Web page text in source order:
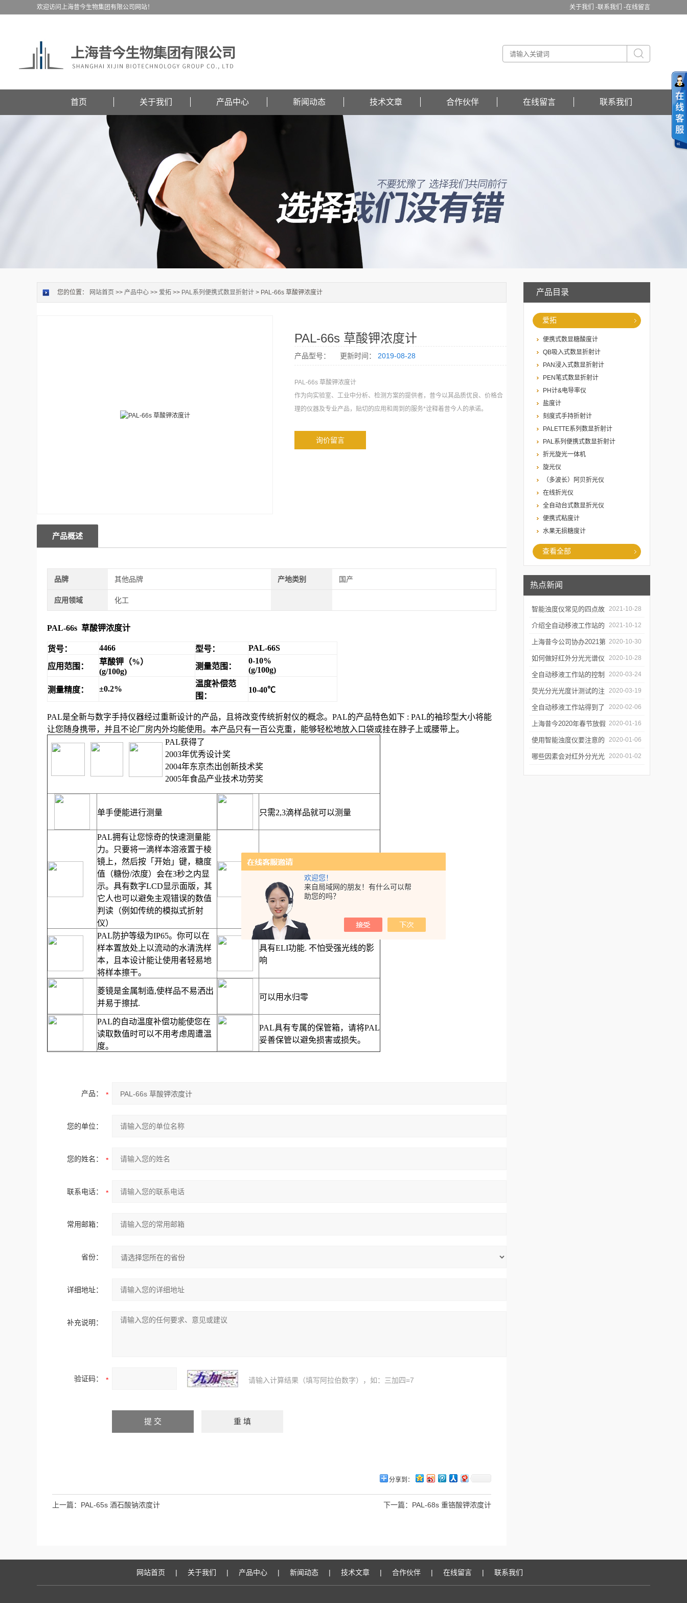
欢迎您！
来自局域网的朋友！有什么可以帮
助您的吗？
关于我们 -联系我们 -在线留言
欢迎访问上海昔今生物集团有限公司网站！
首页 关于我们 产品中心 新闻动态 技术文章 合作伙伴 在线留言 联系我们
产品目录
爱拓
便携式数显糖酸度计
QB吸入式数显折射计
PAN浸入式数显折射计
PEN笔式数显折射计
PH计&电导率仪
盐度计
刻度式手持折射计
PALETTE系列数显折射计
PAL系列便携式数显折射计
折光旋光一体机
旋光仪
（多波长）阿贝折光仪
在线折光仪
全自动台式数显折光仪
便携式粘度计
水果无损糖度计
查看全部
热点新闻
智能浊度仪常见的四点故
障
2021-10-28
介绍全自动移液工作站的
三种移液方式
2021-10-12
上海昔今公司协办2021第
二届上海沪助科研圈发展
年会
2020-10-30
如何做好红外分光光谱仪
的防潮工作
2020-10-28
全自动移液工作站的控制
软件有哪些特点
2020-03-24
荧光分光光度计测试的注
意事项有哪些
2020-03-19
全自动移液工作站得到了
广泛的应用
2020-02-06
上海昔今2020年春节放假
通知
2020-01-16
使用智能浊度仪要注意的
几个要点
2020-01-06
哪些因素会对红外分光光 2020-01-02
您的位置： 网站首页 >> 产品中心 >> 爱拓 >> PAL系列便携式数显折射计 > PAL-66s 草酸钾浓度计
PAL-66s 草酸钾浓度计
产品型号： 更新时间： 2019-08-28
PAL-66s 草酸钾浓度计
作为向实验室、工业中分析、检测方案的提供者，昔今以其品质优良、价格合
理的仪器及专业产品，贴切的应用和周到的服务*诠释着昔今人的承诺。
询价留言
产品概述
品牌 其他品牌 产地类别 国产
应用领域 化工
PAL-66s 草酸钾浓度计
货号： 4466 型号： PAL-66S
应用范围：
草酸钾（%）
(g/100g)
测量范围：
0-10%
(g/100g)
测量精度： ±0.2%
温度补偿范
围：
10-40℃
PAL是全新与数字手持仪器经过重新设计的产品，且将改变传统折射仪的概念。 PAL的产品特色如下 : PAL的袖珍型大小将能
让您随身携带，并且不论厂房内外均能使用。本产品只有一百公克重，能够轻松地放入口袋或挂在脖子上或腰带上。
PAL获得了
2003年优秀设计奖
2004年东京杰出创新技术奖
2005年食品产业技术功劳奖
单手便能进行测量 只需2,3滴样品就可以测量
PAL拥有让您惊奇的快速测量能
力。只要将一滴样本溶液置于棱
镜上，然后按「开始」键，糖度
值（糖份/浓度）会在3秒之内显
示。具有数字LCD显示面版，其
它人也可以避免主观错误的数值
判读（例如传统的模拟式折射
仪）
PAL可以在样本加热或烹煮过程
中做高温测量。（所测的糖度值
在几次重复测量后会逐渐稳
定。）
PAL 防护等级为IP65。你可以在
样本置放处上以流动的水清洗样
本，且本设计能让使用者轻易地
将样本擦干。
具有ELI功能. 不怕受强光线的影
响
菱镜是金属制造,使样品不易洒出
并易于擦拭.
可以用水归零
PAL的自动温度补偿功能使您在
读取数值时可以不用考虑周遭温
度。
PAL具有专属的保管箱，请将PAL
妥善保管以避免损害或损失。
产品：
您的单位：
您的姓名：
联系电话：
常用邮箱：
省份：
详细地址：
补充说明：
验证码： 请输入计算结果（填写阿拉伯数字），如：三加四=7
分享到：
上一篇： PAL-65s 酒石酸钠浓度计 下一篇： PAL-68s 重铬酸钾浓度计
网站首页 | 关于我们 | 产品中心 | 新闻动态 | 技术文章 | 合作伙伴 | 在线留言 | 联系我们